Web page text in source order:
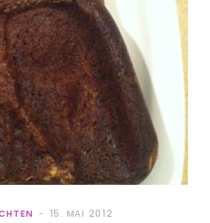
15. MAI 2012